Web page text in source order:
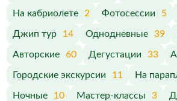
На кабриолете 2 Фотосессии 5
Джип тур 14 Однодневные 39
Авторские 60 Дегустации 33
Городские экскурсии 11 На
Ночные 10 Мастер-классы 3